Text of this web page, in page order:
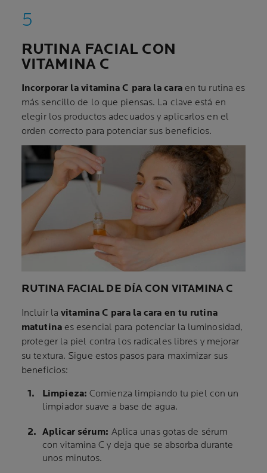
RUTINA FACIAL CON
VITAMINA C
Incorporar la vitamina C para la caraen tu rutina es
más sencillo de lo que piensas. La clave está en
elegir los productos adecuados y aplicarlos en el
orden correcto para potenciar sus beneficios.
RUTINA FACIAL DE DÍA CON VITAMINA C
Incluir lavitamina C para la cara en tu rutina
matutinaes esencial para potenciar la luminosidad,
proteger la piel contra los radicales libres y mejorar
su textura. Sigue estos pasos para maximizar sus
beneficios:
Limpieza: Comienza limpiando tu piel con un
limpiador suave a base de agua.
Aplicar sérum: Aplica unas gotas de sérum
con vitamina C y deja que se absorba durante
unos minutos.